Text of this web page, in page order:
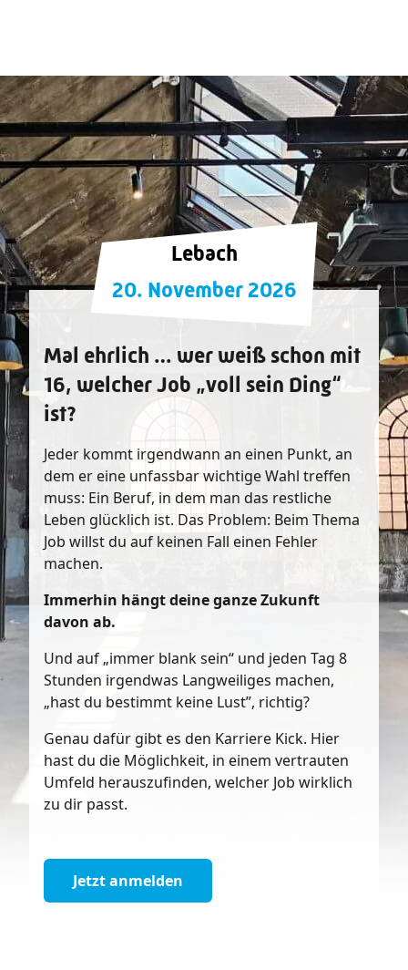
Lebach
20. November 2026
Mal ehrlich … wer weiß schon mit
16, welcher Job „voll sein Ding“
ist?
Jeder kommt irgendwann an einen Punkt, an
dem er eine unfassbar wichtige Wahl treffen
muss: Ein Beruf, in dem man das restliche
Leben glücklich ist. Das Problem: Beim Thema
Job willst du auf keinen Fall einen Fehler
machen.
Immerhin hängt deine ganze Zukunft
davon ab.
Und auf „immer blank sein“ und jeden Tag 8
Stunden irgendwas Langweiliges machen,
„hast du bestimmt keine Lust”, richtig?
Genau dafür gibt es den Karriere Kick. Hier
hast du die Möglichkeit, in einem vertrauten
Umfeld herauszufinden, welcher Job wirklich
zu dir passt.
Jetzt anmelden